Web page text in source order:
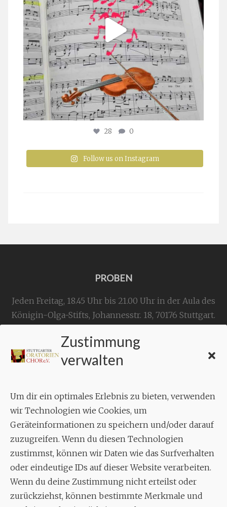
Zustimmung
verwalten
Um dir ein optimales Erlebnis zu bieten, verwenden
wir Technologien wie Cookies, um
Geräteinformationen zu speichern und/oder darauf
zuzugreifen. Wenn du diesen Technologien
zustimmst, können wir Daten wie das Surfverhalten
oder eindeutige IDs auf dieser Website verarbeiten.
Wenn du deine Zustimmung nicht erteilst oder
zurückziehst, können bestimmte Merkmale und
28 0
Follow us on Instagram
PROBEN
Jeden Freitag, 18.45 Uhr bis 21.00 Uhr in der Aula des
Königin-Olga-Stifts, Johannesstr. 18, 70176 Stuttgart.
KONTAKT
Geschäftsstelle:
Aixheimer Str. 18
70619 Stuttgart
MUSIK
Musikalischer Leiter:
Enrico Trummer
Tel.+49 (0)177 / 34 23 57 1